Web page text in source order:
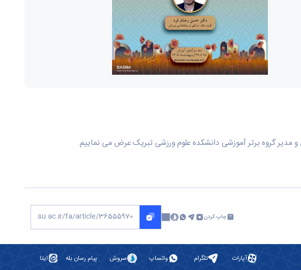
و مدیر گروه برتر آموزشی دانشکده علوم ورزشی تبریک عرض می نماییم.
چاپ کردن
آپارات تلگرام واتساپ سروش پیام رسان بله ایتا